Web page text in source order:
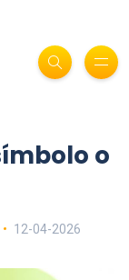
o
12-04-2026